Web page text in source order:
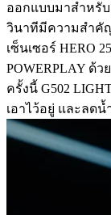
ออกแบบมาสำหรั
วินาทีมีความสำคัญ
เซ็นเซอร์ HERO
POWERPLAY ด้
ครั้งนี้ G502
เอาไว้อยู่ และลดน้